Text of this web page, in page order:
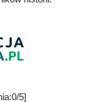
5]